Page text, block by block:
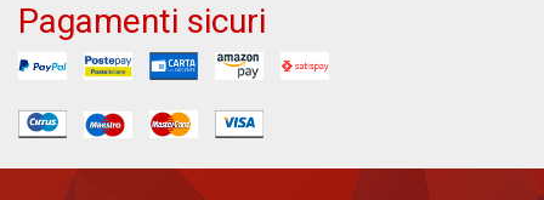
Pagamenti sicuri